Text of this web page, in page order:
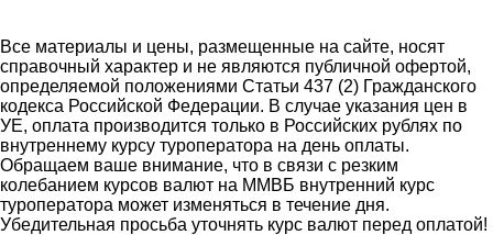
Все материалы и цены, размещенные на сайте, носят
справочный характер и не являются публичной офертой,
определяемой положениями Статьи 437 (2) Гражданского
кодекса Российской Федерации. В случае указания цен в
УЕ, оплата производится только в Российских рублях по
внутреннему курсу туроператора на день оплаты.
Обращаем ваше внимание, что в связи с резким
колебанием курсов валют на ММВБ внутренний курс
туроператора может изменяться в течение дня.
Убедительная просьба уточнять курс валют перед оплатой!